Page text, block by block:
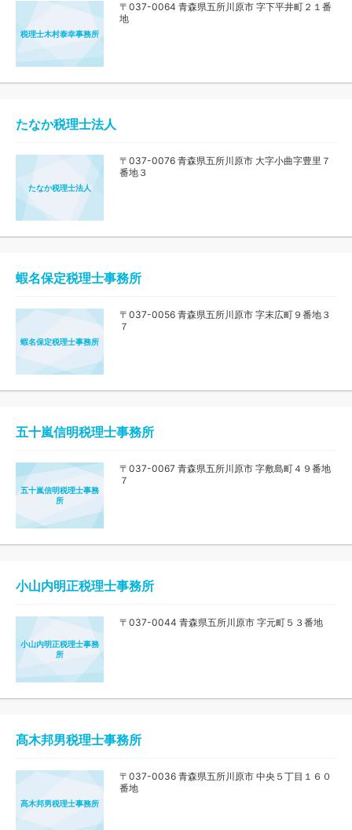
税理士木村泰幸事務所
〒037-0064 青森県五所川原市 字下平井町２１番
地
たなか税理士法人
たなか税理士法人
〒037-0076 青森県五所川原市 大字小曲字豊里７
番地３
蝦名保定税理士事務所
蝦名保定税理士事務所
〒037-0056 青森県五所川原市 字末広町９番地３
７
五十嵐信明税理士事務所
五十嵐信明税理士事務
所
〒037-0067 青森県五所川原市 字敷島町４９番地
７
小山内明正税理士事務所
小山内明正税理士事務
所
〒037-0044 青森県五所川原市 字元町５３番地
髙木邦男税理士事務所
髙木邦男税理士事務所
〒037-0036 青森県五所川原市 中央５丁目１６０
番地